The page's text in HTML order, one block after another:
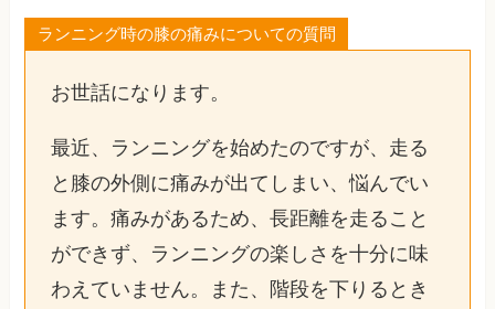
ランニング時の膝の痛みについての質問
お世話になります。
最近、ランニングを始めたのですが、走る
と膝の外側に痛みが出てしまい、悩んでい
ます。痛みがあるため、長距離を走ること
ができず、ランニングの楽しさを十分に味
わえていません。また、階段を下りるとき